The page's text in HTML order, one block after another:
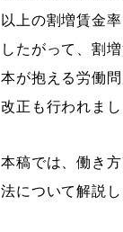
以上の割増賃金
したがって、割
本が抱える労働
改正も行われまし
本稿では、働き
法について解説し